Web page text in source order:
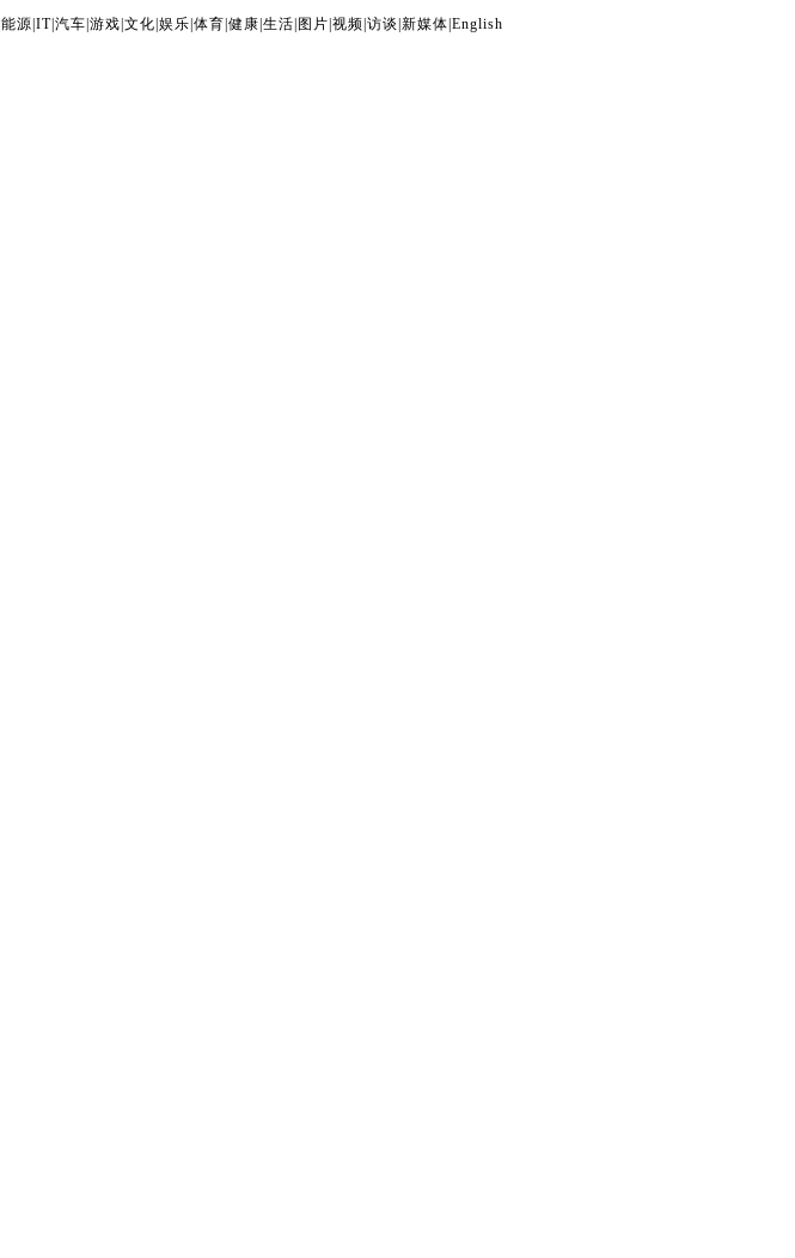
能源 IT| 汽车 游戏 文化 娱乐 体育 健康 生活 图片 视频 访谈 新媒体 English